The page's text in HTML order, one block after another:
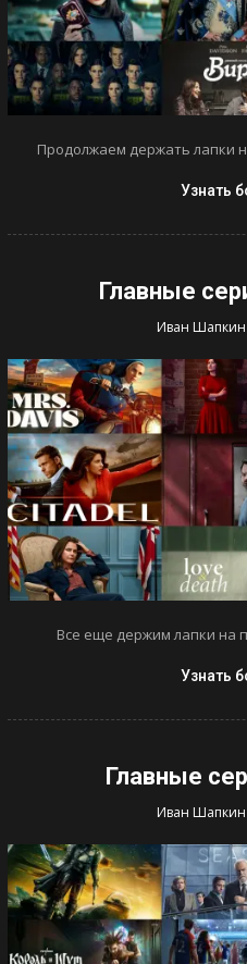
Продолжаем держать лапки
Узнать
Главные
Иван Шапкин
Все еще держим лапки на
Узнать
Главные
Иван Шапкин